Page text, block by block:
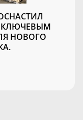
КЛЮЧЕВЫМ
НОВОГО